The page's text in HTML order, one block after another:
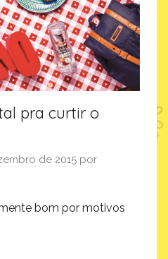
pra curtir o
de 2015 por
bom por motivos